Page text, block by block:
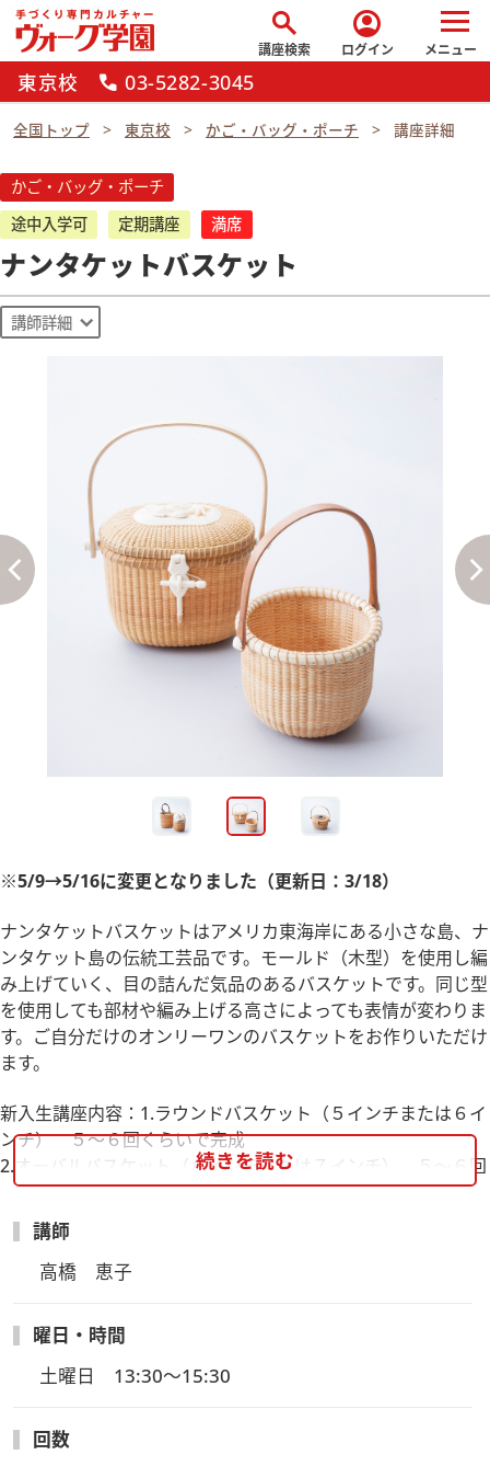
search
講座検索
account_circle
ログイン メニュー
東京校 call 03-5282-3045
全国トップ 東京校 かご・バッグ・ポーチ 講座詳細
かご・バッグ・ポーチ
途中入学可
定期講座 満席
ナンタケットバスケット
講師詳細
※5/9→5/16に変更となりました（更新日：3/18）
ナンタケットバスケットはアメリカ東海岸にある小さな島、ナ
ンタケット島の伝統工芸品です。モールド（木型）を使用し編
み上げていく、目の詰んだ気品のあるバスケットです。同じ型
を使用しても部材や編み上げる高さによっても表情が変わりま
す。ご自分だけのオンリーワンのバスケットをお作りいただけ
ます。
新入生講座内容：1.ラウンドバスケット（５インチまたは６イ
ンチ） ５～６回くらいで完成
2.オーバルバスケット（６インチまたは７インチ） ５～６回
くらいで完成
1.2の基礎が修了するとふた付きなど作りたい物を講師と相談
して決める。
続きを読む
講師
高橋　恵子
曜日・時間
土曜日　13:30～15:30
回数